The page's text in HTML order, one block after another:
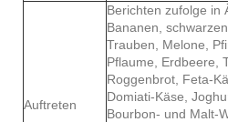
Auftreten
Berichten zufolge in
Bananen,
Trauben, Melone,
Pflaume, Erdbeere,
Roggenbrot, Feta-
Domiati-Käse,
Bourbon- und Malt-